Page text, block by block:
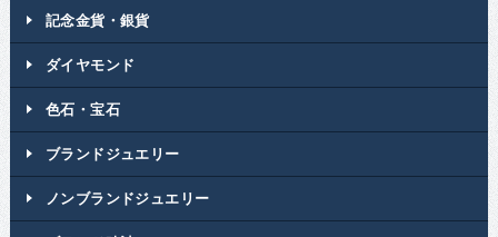
記念金貨・銀貨
ダイヤモンド
色石・宝石
ブランドジュエリー
ノンブランドジュエリー